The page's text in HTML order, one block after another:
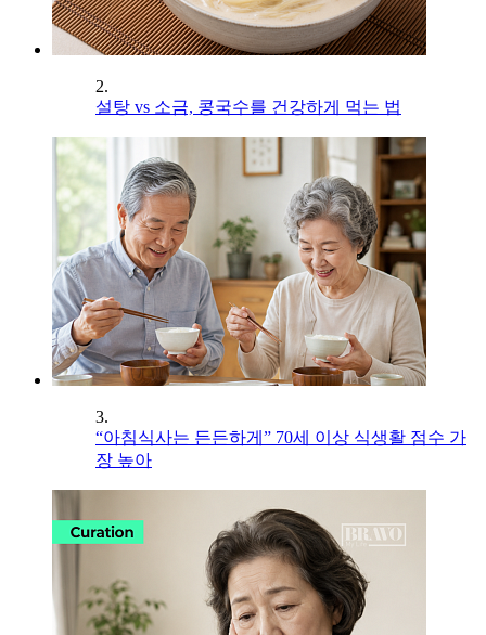
2.
설탕 vs 소금, 콩국수를 건강하게 먹는 법
3.
“아침식사는 든든하게” 70세 이상 식생활 점수 가
장 높아